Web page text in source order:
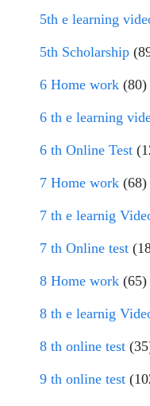
5th e learning
5th Scholarship
6 Home work (80)
6 th e learning
6 th Online Test
7 Home work (68)
7 th e learnig
7 th Online test
8 Home work (65)
8 th e learnig
8 th online test
9 th online test